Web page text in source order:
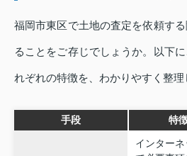
福岡市東区で土地の査定を依頼す
ることをご存じでしょうか。以下
れぞれの特徴を、わかりやすく整理
手段 特
インターネ